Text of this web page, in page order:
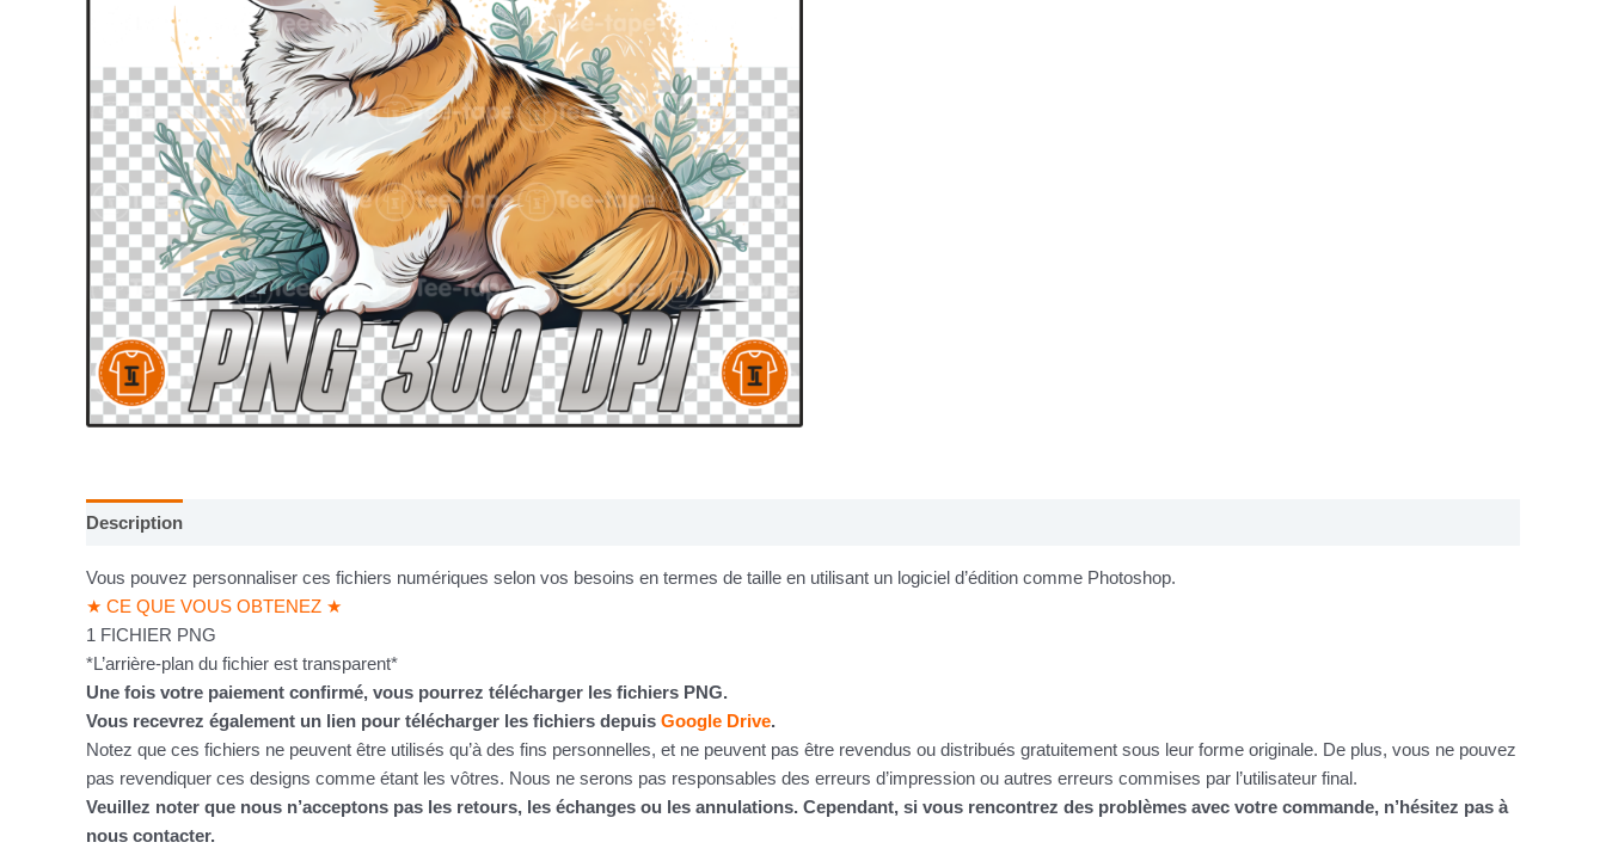
Description
Vous pouvez personnaliser ces fichiers numériques selon vos besoins en termes de taille en utilisant un logiciel d’édition comme Photoshop.
★ CE QUE VOUS OBTENEZ ★
1 FICHIER PNG
*L’arrière-plan du fichier est transparent*
Une fois votre paiement confirmé, vous pourrez télécharger les fichiers PNG.
Vous recevrez également un lien pour télécharger les fichiers depuis Google Drive.
Notez que ces fichiers ne peuvent être utilisés qu’à des fins personnelles, et ne peuvent pas être revendus ou distribués gratuitement sous leur forme originale. De plus, vous ne pouvez
pas revendiquer ces designs comme étant les vôtres. Nous ne serons pas responsables des erreurs d’impression ou autres erreurs commises par l’utilisateur final.
Veuillez noter que nous n’acceptons pas les retours, les échanges ou les annulations. Cependant, si vous rencontrez des problèmes avec votre commande, n’hésitez pas à
nous contacter.